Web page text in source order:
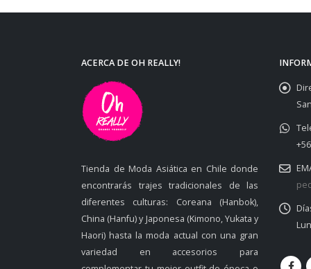
ACERCA DE OH REALLY!
Tienda de Moda Asiática en Chile donde
encontrarás trajes tradicionales de las
diferentes culturas: Coreana (Hanbok),
China (Hanfu) y Japonesa (Kimono, Yukata y
Haori) hasta la moda actual con una gran
variedad en accesorios para